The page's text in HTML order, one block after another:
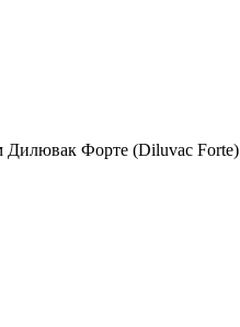
Дилювак Форте (Diluvac Forte)